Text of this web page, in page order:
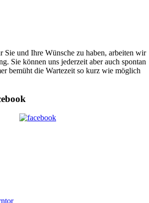
Sie und Ihre Wünsche zu haben, arbeiten wir
Sie können uns jederzeit aber auch spontan
bemüht die Wartezeit so kurz wie möglich